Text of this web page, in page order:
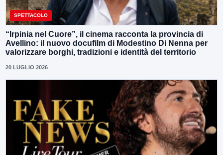
SPETTACOLO
“Irpinia nel Cuore”, il cinema racconta la provincia di
Avellino: il nuovo docufilm di Modestino Di Nenna per
valorizzare borghi, tradizioni e identità del territorio
20 LUGLIO 2026